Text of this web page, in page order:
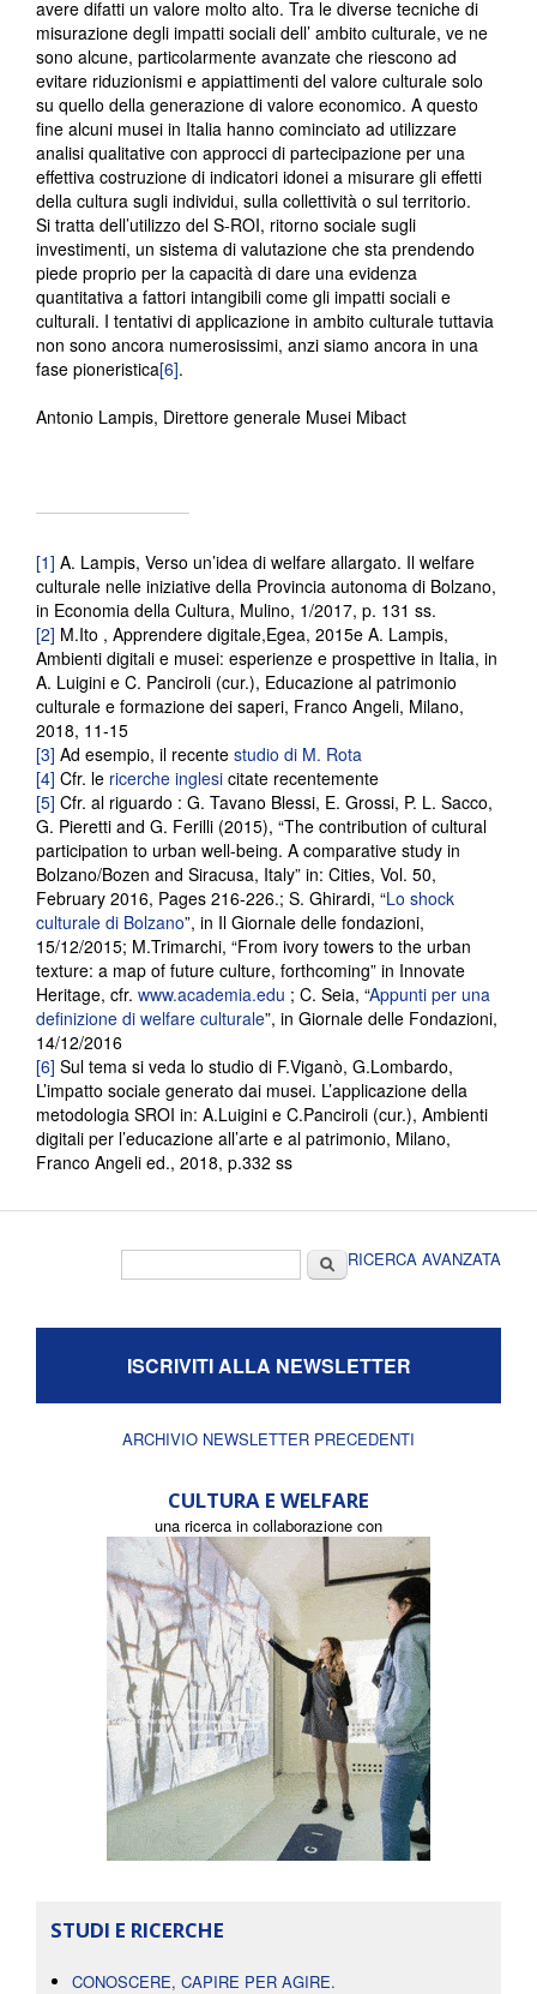
avere difatti un valore molto alto. Tra le diverse tecniche di
misurazione degli impatti sociali dell’ ambito culturale, ve ne
sono alcune, particolarmente avanzate che riescono ad
evitare riduzionismi e appiattimenti del valore culturale solo
su quello della generazione di valore economico. A questo
fine alcuni musei in Italia hanno cominciato ad utilizzare
analisi qualitative con approcci di partecipazione per una
effettiva costruzione di indicatori idonei a misurare gli effetti
della cultura sugli individui, sulla collettività o sul territorio.
Si tratta dell’utilizzo del S-ROI, ritorno sociale sugli
investimenti, un sistema di valutazione che sta prendendo
piede proprio per la capacità di dare una evidenza
quantitativa a fattori intangibili come gli impatti sociali e
culturali. I tentativi di applicazione in ambito culturale tuttavia
non sono ancora numerosissimi, anzi siamo ancora in una
fase pioneristica[6].
Antonio Lampis, Direttore generale Musei Mibact
[1] A. Lampis, Verso un’idea di welfare allargato. Il welfare
culturale nelle iniziative della Provincia autonoma di Bolzano,
in Economia della Cultura, Mulino, 1/2017, p. 131 ss.
[2] M.Ito , Apprendere digitale,Egea, 2015e A. Lampis,
Ambienti digitali e musei: esperienze e prospettive in Italia, in
A. Luigini e C. Panciroli (cur.), Educazione al patrimonio
culturale e formazione dei saperi, Franco Angeli, Milano,
2018, 11-15
[3] Ad esempio, il recente studio di M. Rota
[4] Cfr. le ricerche inglesi citate recentemente
[5] Cfr. al riguardo : G. Tavano Blessi, E. Grossi, P. L. Sacco,
G. Pieretti and G. Ferilli (2015), “The contribution of cultural
participation to urban well-being. A comparative study in
Bolzano/Bozen and Siracusa, Italy” in: Cities, Vol. 50,
February 2016, Pages 216-226.; S. Ghirardi, “Lo shock
culturale di Bolzano”, in Il Giornale delle fondazioni,
15/12/2015; M.Trimarchi, “From ivory towers to the urban
texture: a map of future culture, forthcoming” in Innovate
Heritage, cfr. www.academia.edu ; C. Seia, “Appunti per una
definizione di welfare culturale”, in Giornale delle Fondazioni,
14/12/2016
[6] Sul tema si veda lo studio di F.Viganò, G.Lombardo,
L’impatto sociale generato dai musei. L’applicazione della
metodologia SROI in: A.Luigini e C.Panciroli (cur.), Ambienti
digitali per l’educazione all’arte e al patrimonio, Milano,
Franco Angeli ed., 2018, p.332 ss
CercaRICERCA AVANZATA
ISCRIVITI ALLA NEWSLETTER
ARCHIVIO NEWSLETTER PRECEDENTI
CULTURA E WELFARE
una ricerca in collaborazione con
STUDI E RICERCHE
CONOSCERE, CAPIRE PER AGIRE.